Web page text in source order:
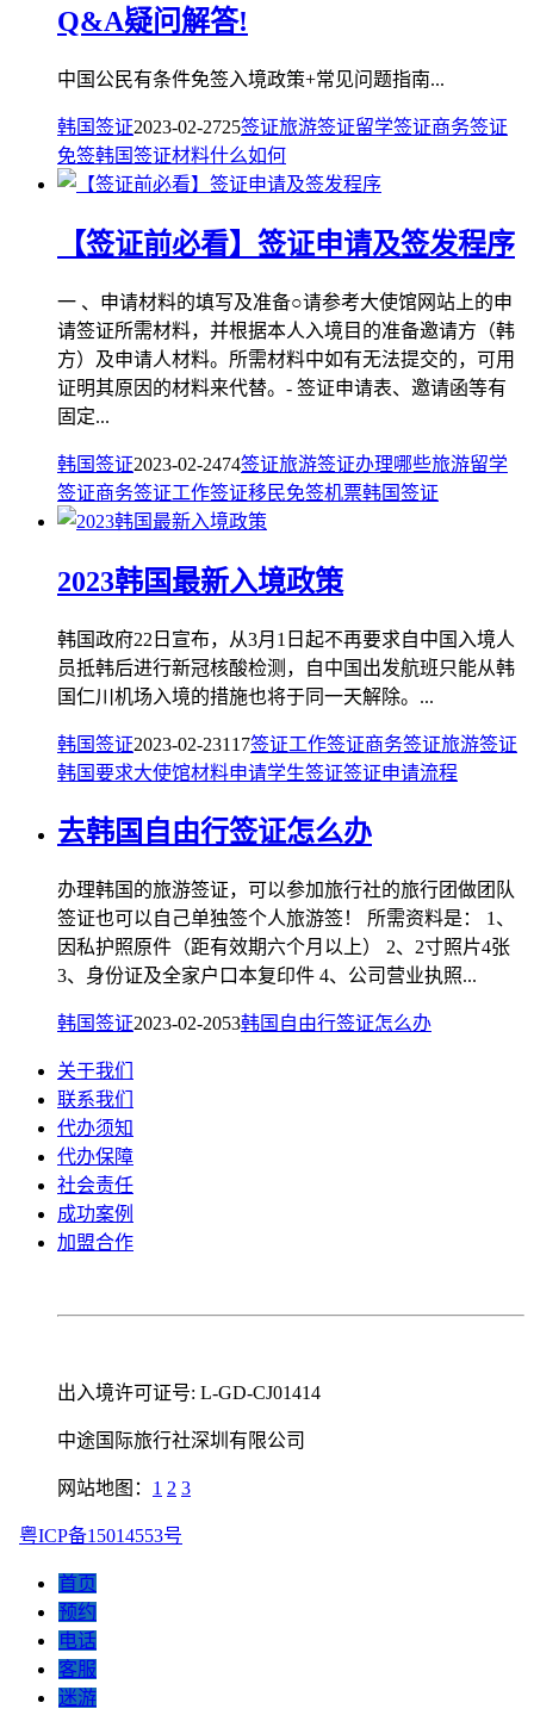
Q&A疑问解答!
中国公民有条件免签入境政策+常见问题指南...
韩国签证2023-02-2725签证旅游签证留学签证商务签证
免签韩国签证材料什么如何
【签证前必看】签证申请及签发程序
一 、申请材料的填写及准备○请参考大使馆网站上的申
请签证所需材料，并根据本人入境目的准备邀请方（韩
方）及申请人材料。所需材料中如有无法提交的，可用
证明其原因的材料来代替。- 签证申请表、邀请函等有
固定...
韩国签证2023-02-2474签证旅游签证办理哪些旅游留学
签证商务签证工作签证移民免签机票韩国签证
2023韩国最新入境政策
韩国政府22日宣布，从3月1日起不再要求自中国入境人
员抵韩后进行新冠核酸检测，自中国出发航班只能从韩
国仁川机场入境的措施也将于同一天解除。...
韩国签证2023-02-23117签证工作签证商务签证旅游签证
韩国要求大使馆材料申请学生签证签证申请流程
去韩国自由行签证怎么办
办理韩国的旅游签证，可以参加旅行社的旅行团做团队
签证也可以自己单独签个人旅游签！ 所需资料是： 1、
因私护照原件（距有效期六个月以上） 2、2寸照片4张
3、身份证及全家户口本复印件 4、公司营业执照...
韩国签证2023-02-2053韩国 自由行签证怎么办
关于我们
联系我们
代办须知
代办保障
社会责任
成功案例
加盟合作
出入境许可证号: L-GD-CJ01414
中途国际旅行社深圳有限公司
网站地图： 1 2 3
粤ICP备15014553号
首页
预约
电话
客服
迷游